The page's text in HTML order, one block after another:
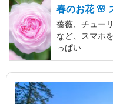
春のお花 🌸
薔薇、チュー
など、スマホ
っぱい